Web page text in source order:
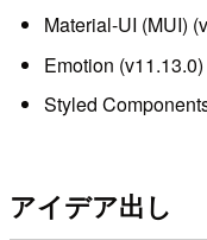
Material-UI (MUI)
Emotion (v11.13.0)
Styled
アイデア出し